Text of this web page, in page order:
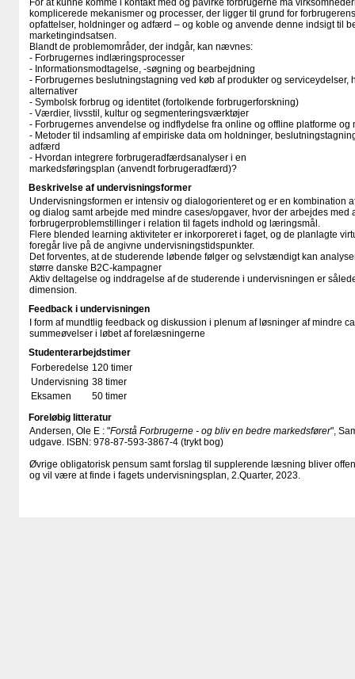
For at kunne komme i kontakt med og påvirke forbrugerne må
komplicerede mekanismer og processer, der ligger til grund for
opfattelser, holdninger og adfærd – og koble og anvende denne indsigt til
marketingindsatsen.
Blandt de problemområder, der indgår, kan nævnes:
- Forbrugernes indlæringsprocesser
- Informationsmodtagelse, -søgning og bearbejdning
- Forbrugernes beslutningstagning ved køb af produkter og serviceydelser,
alternativer
- Symbolsk forbrug og identitet (fortolkende forbrugerforskning)
- Værdier, livsstil, kultur og segmenteringsværktøjer
- Forbrugernes anvendelse og indflydelse fra online og offline platforme og
- Metoder til indsamling af empiriske data om holdninger,
adfærd
- Hvordan integrere forbrugeradfærdsanalyser i en
markedsføringsplan (anvendt forbrugeradfærd)?
Beskrivelse af undervisningsformer
Undervisningsformen er intensiv og dialogorienteret og er en kombination
og dialog samt arbejde med mindre cases/opgaver, hvor der arbejdes med
forbrugerproblemstillinger i relation til fagets indhold og læringsmål.
Flere blended learning aktiviteter er inkorporeret i faget, og de planlagte
foregår live på de angivne undervisningstidspunkter.
Det forventes, at de studerende løbende følger og selvstændigt kan
større danske B2C-kampagner
Aktiv deltagelse og inddragelse af de studerende i undervisningen er
dimension.
Feedback i undervisningen
I form af mundtlig feedback og diskussion i plenum af løsninger af mindre
summeøvelser i løbet af forelæsningerne
Studenterarbejdstimer
Forberedelse 120 timer
Undervisning 38 timer
Eksamen
50 timer
Foreløbig litteratur
Andersen, Ole E : "Forstå Forbrugerne - og bliv en bedre markedsfører",
udgave. ISBN: 978-87-593-3867-4 (trykt bog)
Øvrige obligatorisk pensum samt forslag til supplerende læsning bliver
og vil være at finde i fagets undervisningsplan, 2.Quarter, 2023.